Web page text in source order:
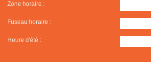
Zone horaire :
Fuseau horaire :
Heure d'été :